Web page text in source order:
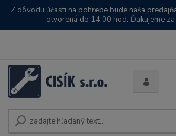
Z dôvodu účasti na pohrebe bude naša
otvorená do 14:00 hod. Ďakujeme